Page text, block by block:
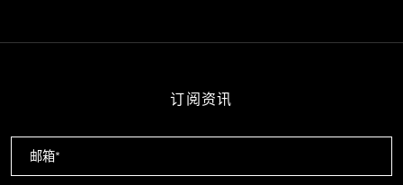
订阅资讯